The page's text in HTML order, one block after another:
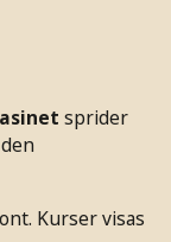
sprider
Kurser visas